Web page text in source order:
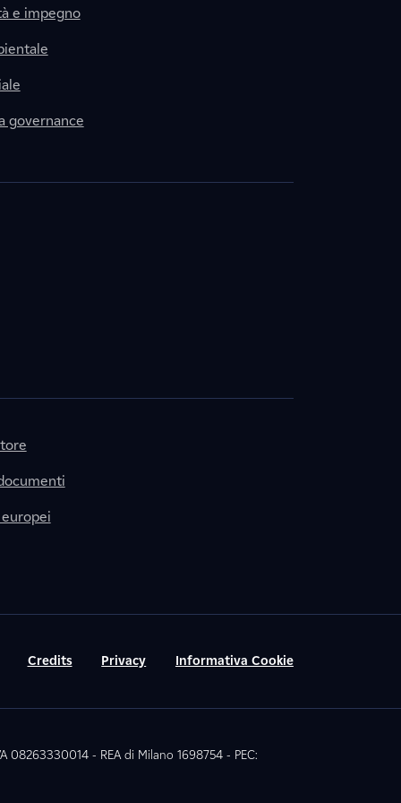
e impegno
governance
Credits Privacy Informativa Cookie
08263330014 - REA di Milano 1698754 - PEC: